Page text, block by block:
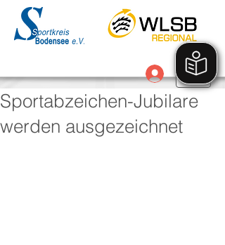
Anmelden
Sportabzeichen-Jubilare
werden ausgezeichnet